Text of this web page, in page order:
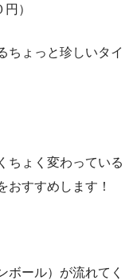
）
ちょっと珍しいタイ
ちょく変わっている
おすすめします！
ボール）が流れてく